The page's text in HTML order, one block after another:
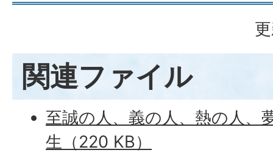
関連ファイル
至誠の人、義の人、熱の人、
生（220 KB）